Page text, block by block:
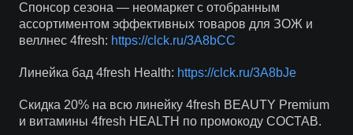
Спонсор сезона — неомаркет с отобранным
ассортиментом эффективных товаров для ЗОЖ и
веллнес 4fresh: https://clck.ru/3A8bCC
Линейка бад 4fresh Health: https://clck.ru/3A8bJe
Скидка 20% на всю линейку 4fresh BEAUTY Premium
и витамины 4fresh HEALTH по промокоду СОСТАВ.